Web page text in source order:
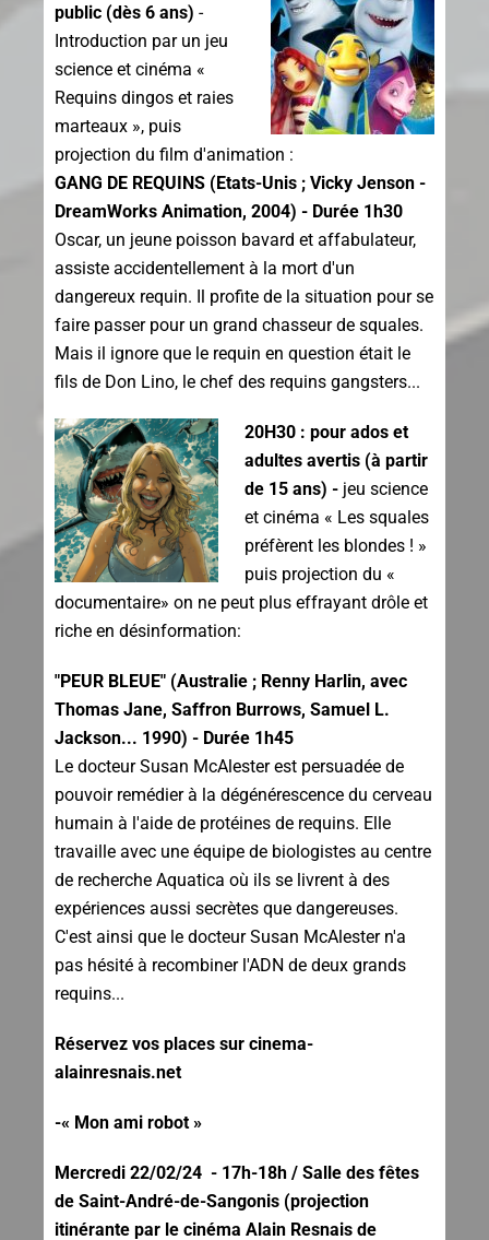
public (dès 6 ans) -
Introduction par un jeu
science et cinéma «
Requins dingos et raies
marteaux », puis
projection du film d'animation :
GANG DE REQUINS (Etats-Unis ; Vicky Jenson -
DreamWorks Animation, 2004) - Durée 1h30
Oscar, un jeune poisson bavard et affabulateur,
assiste accidentellement à la mort d'un
dangereux requin. Il profite de la situation pour se
faire passer pour un grand chasseur de squales.
Mais il ignore que le requin en question était le
fils de Don Lino, le chef des requins gangsters...
20H30 : pour ados et
adultes avertis (à partir
de 15 ans) - jeu science
et cinéma « Les squales
préfèrent les blondes ! »
puis projection du «
documentaire» on ne peut plus effrayant drôle et
riche en désinformation:
"PEUR BLEUE" (Australie ; Renny Harlin, avec
Thomas Jane, Saffron Burrows, Samuel L.
Jackson... 1990) - Durée 1h45
Le docteur Susan McAlester est persuadée de
pouvoir remédier à la dégénérescence du cerveau
humain à l'aide de protéines de requins. Elle
travaille avec une équipe de biologistes au centre
de recherche Aquatica où ils se livrent à des
expériences aussi secrètes que dangereuses.
C'est ainsi que le docteur Susan McAlester n'a
pas hésité à recombiner l'ADN de deux grands
requins...
Réservez vos places sur cinema-
alainresnais.net
-« Mon ami robot »
Mercredi 22/02/24 - 17h-18h / Salle des fêtes
de Saint-André-de-Sangonis (projection
itinérante par le cinéma Alain Resnais de